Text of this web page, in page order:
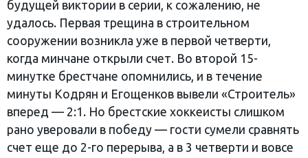
будущей виктории в серии, к сожалению, не
удалось. Первая трещина в строительном
сооружении возникла уже в первой четверти,
когда минчане открыли счет. Во второй 15-
минутке брестчане опомнились, и в течение
минуты Кодрян и Егощенков вывели «Строитель»
вперед — 2:1. Но брестские хоккеисты слишком
рано уверовали в победу — гости сумели сравнять
счет еще до 2-го перерыва, а в 3 четверти и вовсе